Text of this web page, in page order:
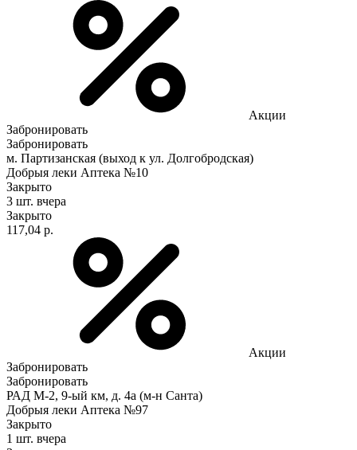
Акции
Забронировать
Забронировать
м. Партизанская (выход к ул. Долгобродская)
Добрыя леки Аптека №10
Закрыто
3 шт. вчера
Закрыто
117,04 р.
Акции
Забронировать
Забронировать
РАД М-2, 9-ый км, д. 4а (м-н Санта)
Добрыя леки Аптека №97
Закрыто
1 шт. вчера